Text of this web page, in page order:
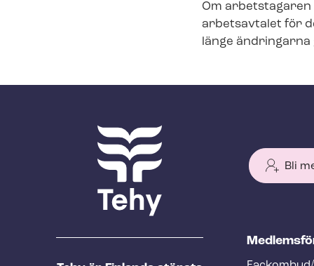
Om
arbetsavtalet för
länge ändringarna
Bli
T